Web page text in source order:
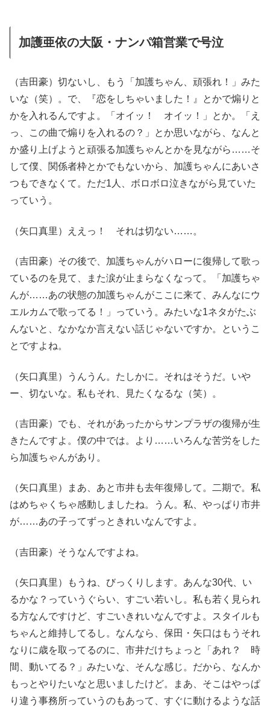
加護亜依の大阪・ナンパ箱営業で号泣
（吉田豪）切ないし、もう「加護ちゃん、頑張れ！」みた
いな（笑）。で、『恋をしちゃいました！』とかで煽りと
かを入れるんですよ。「オイッ！ オイッ！」とか。「え
っ、この曲で煽りを入れるの？」とか思いながら、なんと
か盛り上げようと頑張る加護ちゃんとかを見ながら……そ
して僕、関係者枠とかでもないから、加護ちゃんにあいさ
つもできなくて。ただ1人、ボロボロ泣きながら見ていた
っていう。
（矢口真里）ええっ！ それは切ない……。
（吉田豪）その後で、加護ちゃんがハローに復帰して歌っ
ているのを見て、また涙が止まらなくなって。「加護ちゃ
んが……あの状態の加護ちゃんがここに来て、みんなにウ
エルカムで歌ってる！」っていう。みたいな1ネタがたぶ
んないと、なかなか言えない話じゃないですか。というこ
とですよね。
（矢口真里）うんうん。たしかに。それはそうだ。いや
ー、切ないな。私もそれ、見たくなるな（笑）。
（吉田豪）でも、それがあったからサンプラザの復帰が生
きたんですよ。僕の中では。より……いろんな苦労をした
ら加護ちゃんがあり。
（矢口真里）まあ、あと市井も去年復帰して。二期で。私
はめちゃくちゃ感動しましたね。うん。私、やっぱり市井
が……あの子ってずっときれいなんですよ。
（吉田豪）そうなんですよね。
（矢口真里）もうね、びっくりします。あんな30代、い
るかな？っていうぐらい、すごい若いし。私も若く見られ
る方なんですけど、すごいきれいなんですよ。スタイルも
ちゃんと維持してるし。なんなら、保田・矢口はもうそれ
なりに歳を取ってるのに、市井だけちょっと「あれ？ 時
間、動いてる？」みたいな、そんな感じ。だから、なんか
もっとやりたいなと思いましたけど。まあ、そこはやっぱ
り違う事務所っていうのもあって、すぐに動けるような話